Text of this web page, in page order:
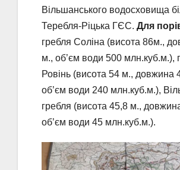
Вільшанського водосховища
Теребля-Ріцька ГЄС. Для
гребля Соліна (висота 86м.,
м., об’єм води 500 млн.куб.м.),
Ровінь (висота 54 м., довжина
об’єм води 240 млн.куб.м.),
гребля (висота 45,8 м.,
об’єм води 45 млн.куб.м.).